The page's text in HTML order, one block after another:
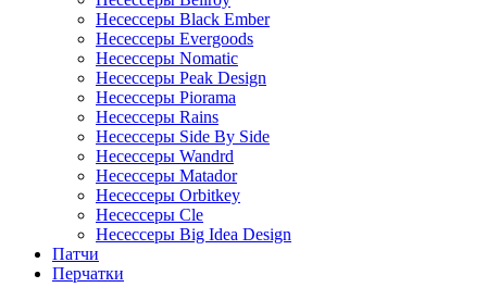
Несессеры Black Ember
Несессеры Evergoods
Несессеры Nomatic
Несессеры Peak Design
Несессеры Piorama
Несессеры Rains
Несессеры Side By Side
Несессеры Wandrd
Несессеры Matador
Несессеры Orbitkey
Несессеры Cle
Несессеры Big Idea Design
Патчи
Перчатки